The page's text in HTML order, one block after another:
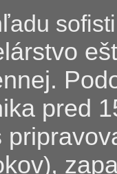
ľadu
pred
),